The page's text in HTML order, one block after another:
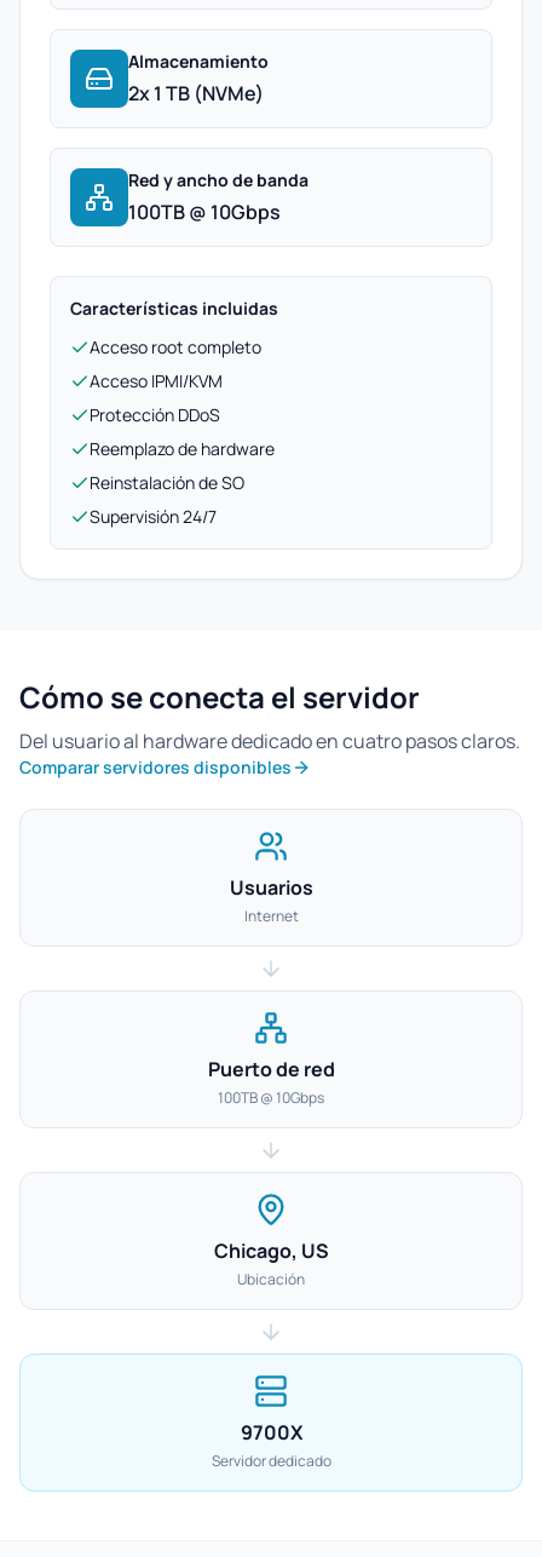
Almacenamiento
2x 1 TB (NVMe)
Red y ancho de banda
100TB @ 10Gbps
Características incluidas
Acceso root completo
Acceso IPMI/KVM
Protección DDoS
Reemplazo de hardware
Reinstalación de SO
Supervisión 24/7
Cómo se conecta el servidor
Del usuario al hardware dedicado en cuatro pasos claros.
Comparar servidores disponibles
Usuarios
Internet
Puerto de red
100TB @ 10Gbps
Chicago, US
Ubicación
9700X
Servidor dedicado